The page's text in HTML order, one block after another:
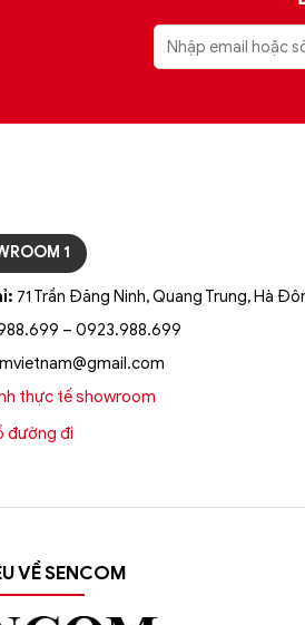
1
71 Trần Đăng Ninh, Quang Trung, Hà
– 0923.988.699
thực tế showroom
đường đi
VỀ SENCOM